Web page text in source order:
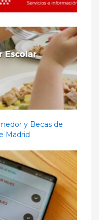
y Becas de
Madrid